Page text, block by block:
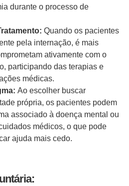
durante o processo de
Quando os pacientes
pela internação, é mais
ativamente com o
participando das terapias e
médicas.
Ao escolher buscar
própria, os pacientes podem
associado à doença mental ou
médicos, o que pode
ajuda mais cedo.